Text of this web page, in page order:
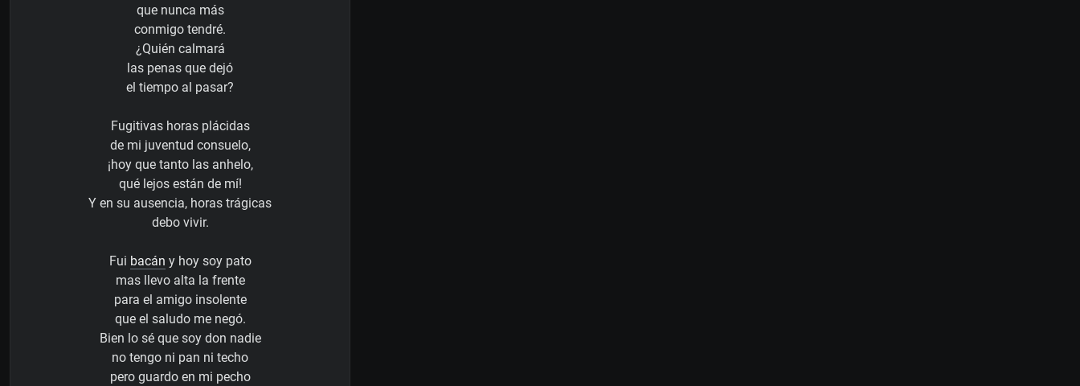
que nunca más
conmigo tendré.
¿Quién calmará
las penas que dejó
el tiempo al pasar?
Fugitivas horas plácidas
de mi juventud consuelo,
¡hoy que tanto las anhelo,
qué lejos están de mí!
Y en su ausencia, horas trágicas
debo vivir.
Fui bacán y hoy soy pato
mas llevo alta la frente
para el amigo insolente
que el saludo me negó.
Bien lo sé que soy don nadie
no tengo ni pan ni techo
pero guardo en mi pecho